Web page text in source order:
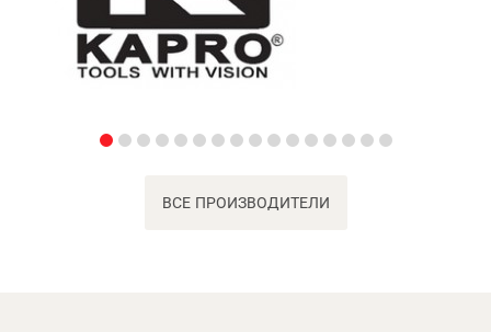
ВСЕ ПРОИЗВОДИТЕЛИ